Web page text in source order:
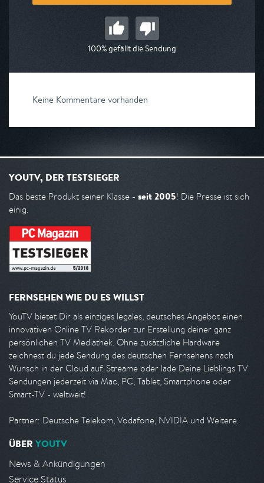
100% gefällt die Sendung
Keine Kommentare vorhanden
YOUTV, DER TESTSIEGER
Das beste Produkt seiner Klasse - seit 2005! Die Presse ist sich
einig.
FERNSEHEN WIE DU ES WILLST
YouTV bietet Dir als einziges legales, deutsches Angebot einen
innovativen Online TV Rekorder zur Erstellung deiner ganz
persönlichen TV Mediathek. Ohne zusätzliche Hardware
zeichnest du jede Sendung des deutschen Fernsehens nach
Wunsch in der Cloud auf. Streame oder lade Deine Lieblings TV
Sendungen jederzeit via Mac, PC, Tablet, Smartphone oder
Smart-TV - weltweit!
Partner: Deutsche Telekom, Vodafone, NVIDIA und Weitere.
ÜBER YOUTV
News & Ankündigungen
Service Status